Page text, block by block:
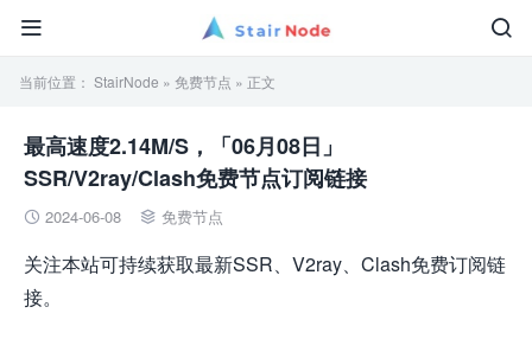


当前位置： StairNode » 免费节点 » 正文
最高速度2.14M/S，「06月08日」
SSR/V2ray/Clash免费节点订阅链接
 2024-06-08  免费节点
关注本站可持续获取最新SSR、V2ray、Clash免费订阅链
接。